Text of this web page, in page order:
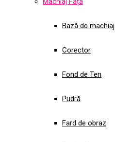
Bază de machiaj
Corector
Fond de Ten
Pudră
Fard de obraz